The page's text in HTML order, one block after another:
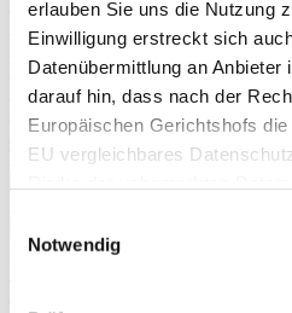
erlauben Sie uns die Nutzung
Einwilligung erstreckt sich
Datenübermittlung an Anbieter
darauf hin, dass nach der
Europäischen Gerichtshofs
EU vergleichbares
jederzeit in den Cookie-
weitere Details zu unseren
oder abstufen. Nähere
Notwendig
Zimmergewächshäuser
Äxte
Regenmesser & Thermometer
Stiele & Zubehör
Kindergeräte
Taschen
Hochbeete